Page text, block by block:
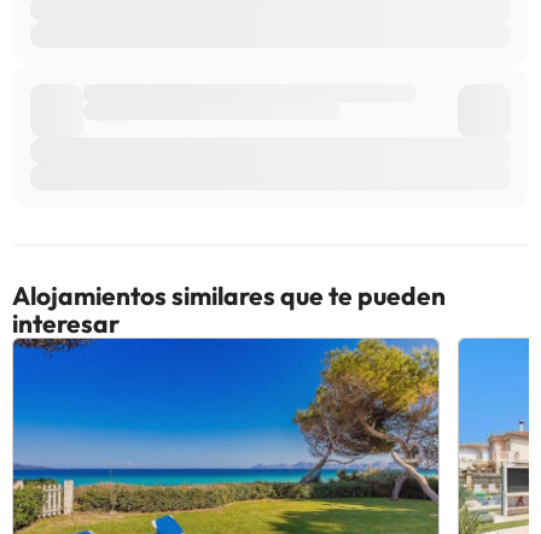
Alojamientos similares que te pueden
interesar